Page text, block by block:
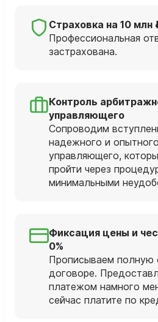
Страховка на 10 млн
Профессиональная
застрахована.
Контроль
управляющего
Сопроводим
надежного и
управляющего,
пройти через
минимальными
Фиксация цены и
0%
Прописываем полную
договоре.
платежом намного
сейчас платите по